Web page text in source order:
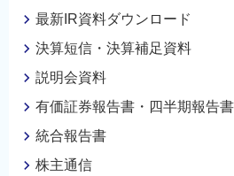
最新IR資料ダウンロード
決算短信・決算補足資料
説明会資料
有価証券報告書・四半期報告
統合報告書
株主通信